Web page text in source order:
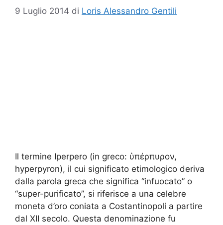
9 Luglio 2014 di Loris Alessandro Gentili
Il termine Iperpero (in greco: ὑπέρπυρον,
hyperpyron), il cui significato etimologico deriva
dalla parola greca che significa “infuocato” o
“super-purificato”, si riferisce a una celebre
moneta d’oro coniata a Costantinopoli a partire
dal XII secolo. Questa denominazione fu